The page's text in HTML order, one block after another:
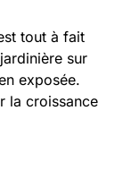
tout à fait
sur
exposée.
la croissance